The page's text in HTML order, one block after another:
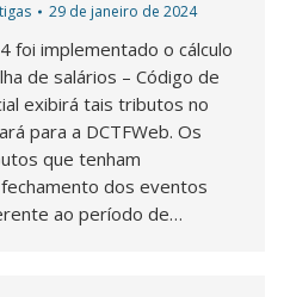
29 de janeiro de 2024
foi implementado o cálculo
de salários – Código de
exibirá tais tributos no
para a DCTFWeb. Os
que tenham
dos eventos
ao período de…